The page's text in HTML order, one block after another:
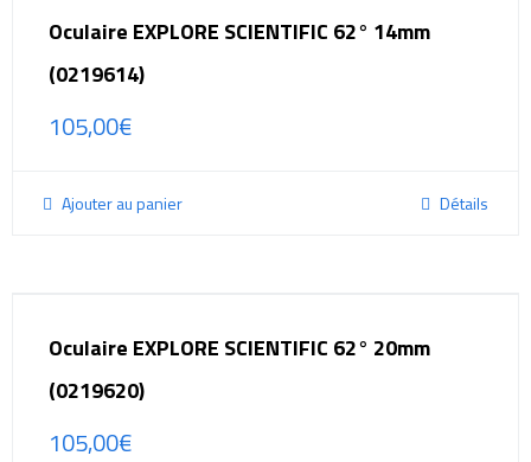
Oculaire EXPLORE SCIENTIFIC 62° 14mm
(0219614)
105,00€
Ajouter au panier Détails
Oculaire EXPLORE SCIENTIFIC 62° 20mm
(0219620)
105,00€